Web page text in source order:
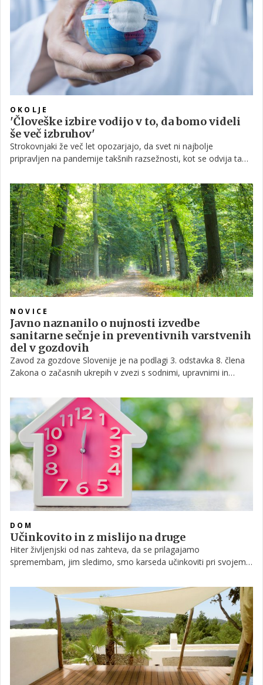
OKOLJE
'Človeške izbire vodijo v to, da bomo videli
še več izbruhov'
Strokovnjaki že več let opozarjajo, da svet ni najbolje
pripravljen na pandemije takšnih razsežnosti, kot se odvija ta
krivi sami z našim neusmiljenim izkoriščanjem narave in
poseganjem v ekosisteme. Kaj nas koronavirus uči o
epidemijah, ki se še lahko pojavijo v prihodnosti?
NOVICE
Javno naznanilo o nujnosti izvedbe
sanitarne sečnje in preventivnih varstvenih
del v gozdovih
Zavod za gozdove Slovenije je na podlagi 3. odstavka 8. člena
Zakona o začasnih ukrepih v zvezi s sodnimi, upravnimi in
nalezljive bolezni SARS-CoV-2 (COVID-19) (ZZUSUDJZ) (Uradni
list RS, št. 36/2020) oznanil, da roki za izvedbo del po odločbah
o izvedbi sanitarne sečnje in preventivnih varstvenih del v
gozdovih, ki so bile izdane pred uveljavitvijo tega zakona,
tečejo neprekinjeno naprej.
DOM
Učinkovito in z mislijo na druge
Hiter življenjski od nas zahteva, da se prilagajamo
spremembam, jim sledimo, smo karseda učinkoviti pri svojem
naproti, da vam morda vsaj malce olajšamo življenje.